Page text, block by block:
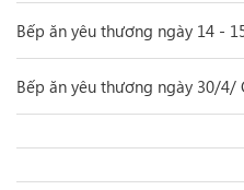
Bếp ăn yêu thương ngày 14 -
Bếp ăn yêu thương ngày 30/4/